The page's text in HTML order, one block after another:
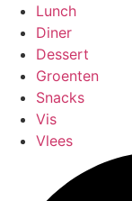
Lunch
Diner
Dessert
Groenten
Snacks
Vis
Vlees